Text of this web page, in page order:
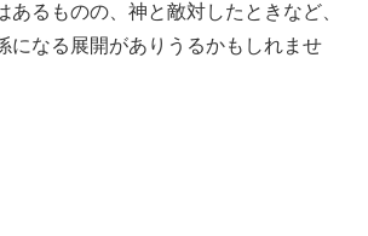
あるものの、神と敵対したときなど、
になる展開がありうるかもしれませ